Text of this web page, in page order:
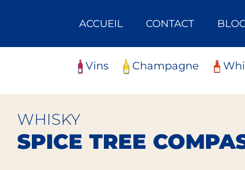
ACCUEIL CONTACT
Vins Champagne
WHISKY
SPICE TREE